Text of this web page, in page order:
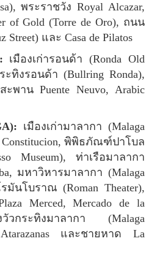
พระราชวัง Royal Alcazar,
of Gold (Torre de Oro), ถนน
และ Casa de Pilatos
เมืองเก่ารอนด้า (Ronda Old
ทิงรอนด้า (Bullring Ronda),
พาน Puente Neuvo, Arabic
เมืองเก่ามาลากา (Malaga
Constitucion, พิพิธภัณฑ์ปาโบล
Museum), ท่าเรือมาลากา
มหาวิหารมาลากา (Malaga
มันโบราณ (Roman Theater),
Merced, Mercado de la
วกระทิงมาลากา (Malaga
และชายหาด La